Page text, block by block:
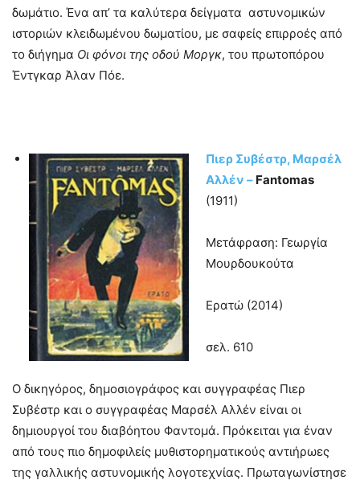
δωμάτιο. Ένα απ’ τα καλύτερα δείγματα αστυνομικών
ιστοριών κλειδωμένου δωματίου, με σαφείς επιρροές από
το διήγημα Οι φόνοι της οδού Μοργκ, του πρωτοπόρου
Έντγκαρ Άλαν Πόε.
Πιερ Συβέστρ, Μαρσέλ
Αλλέν – Fantomas
(1911)
Μετάφραση: Γεωργία
Μουρδουκούτα
Ερατώ (2014)
σελ. 610
Ο δικηγόρος, δημοσιογράφος και συγγραφέας Πιερ
Συβέστρ και ο συγγραφέας Μαρσέλ Αλλέν είναι οι
δημιουργοί του διαβόητου Φαντομά. Πρόκειται για έναν
από τους πιο δημοφιλείς μυθιστορηματικούς αντιήρωες
της γαλλικής αστυνομικής λογοτεχνίας. Πρωταγωνίστησε